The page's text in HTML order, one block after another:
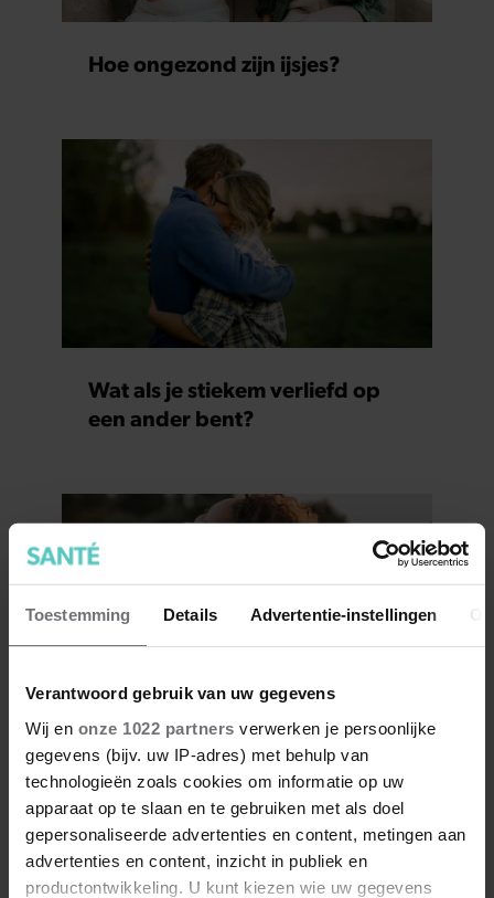
Toestemming Details Advertentie-instellingen
Verantwoord gebruik van uw gegevens
Wij en onze 1022 partners verwerken je persoonlijke
gegevens (bijv. uw IP-adres) met behulp van
technologieën zoals cookies om informatie op uw
apparaat op te slaan en te gebruiken met als doel
gepersonaliseerde advertenties en content, metingen aan
advertenties en content, inzicht in publiek en
productontwikkeling. U kunt kiezen wie uw gegevens
Hoe ongezond zijn ijsjes?
Wat als je stiekem verliefd op
een ander bent?
7 kleine dingen die je leven
beter maken (en weinig tijd
kosten)